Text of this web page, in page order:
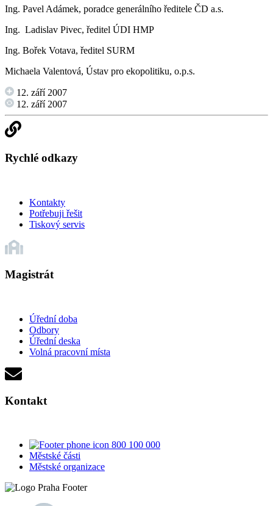
Ing. Pavel Adámek, poradce generálního ředitele ČD a.s.
Ing. Ladislav Pivec, ředitel ÚDI HMP
Ing. Bořek Votava, ředitel SURM
Michaela Valentová, Ústav pro ekopolitiku, o.p.s.
12. září 2007
12. září 2007
Rychlé odkazy
Kontakty
Potřebuji řešit
Tiskový servis
Magistrát
Úřední doba
Odbory
Úřední deska
Volná pracovní místa
Kontakt
800 100 000
Městské části
Městské organizace